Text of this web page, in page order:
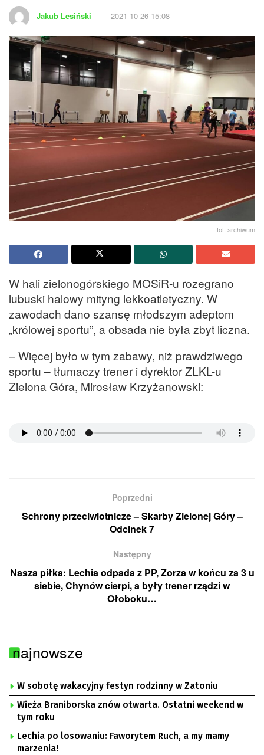
Jakub Lesiński 2021-10-26 15:08
fot. archiwum
W hali zielonogórskiego MOSiR-u rozegrano
lubuski halowy mityng lekkoatletyczny. W
zawodach dano szansę młodszym adeptom
„królowej sportu”, a obsada nie była zbyt liczna.
– Więcej było w tym zabawy, niż prawdziwego
sportu – tłumaczy trener i dyrektor ZLKL-u
Zielona Góra, Mirosław Krzyżanowski:
Poprzedni
Schrony przeciwlotnicze – Skarby Zielonej Góry –
Odcinek 7
Następny
Nasza piłka: Lechia odpada z PP, Zorza w końcu za 3 u
siebie, Chynów cierpi, a były trener rządzi w
Ołoboku…
najnowsze
W sobotę wakacyjny festyn rodzinny w Zatoniu
Wieża Braniborska znów otwarta. Ostatni weekend w
tym roku
Lechia po losowaniu: Faworytem Ruch, a my mamy
marzenia!